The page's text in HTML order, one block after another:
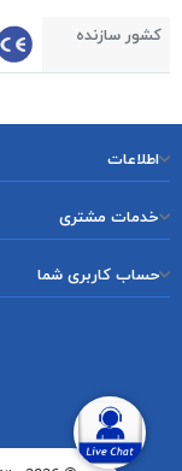
کشور سازنده
اطلاعات
خدمات مشتری
حساب کاربری شما